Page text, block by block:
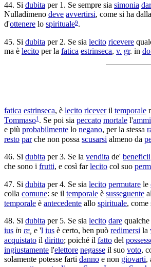
44. Si dubita per 1. Se sempre sia simonia
Nulladimeno deve avvertirsi, come si ha dalla
d'ottenere lo spirituale9.
45. Si dubita per 2. Se sia lecito ricevere
ma è lecito per la fatica estrinseca, v. gr. in
fatica estrinseca, è lecito riceveril temporale
Tommaso1 . Se poi sia peccato mortale l'
e più probabilmente lo negano, per la stessa
resto parche non possa scusarsi almeno da
46. Si dubita per 3. Se la vendita de' beneficii
che sono i frutti, e così farlecito col suo
47. Si dubita per 4. Se sia lecito permutare le
colla comune: se il temporale è susseguente
temporale è antecedente allo spirituale, come
48. Si dubita per 5. Se sia lecito dare qualche
ius in re e 'l ius è certo, ben può redimersi la
acquistato il diritto; poiché il fatto del
ingiustamente l'elettore negasse il suo voto,
solamente potesse farti danno e non giovarti,